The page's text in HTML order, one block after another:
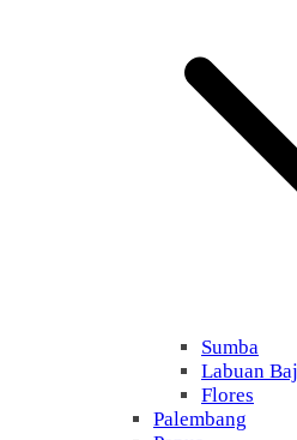
Sumba
Labuan
Flores
Palembang